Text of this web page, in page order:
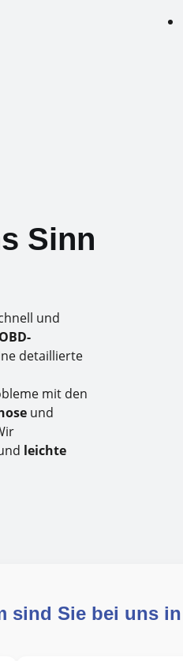
Sinn
und
OBD-
detaillierte
mit den
und
leichte
sind Sie bei uns